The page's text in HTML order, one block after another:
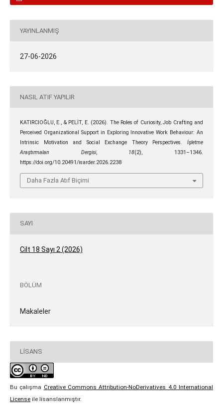
YAYINLANMIŞ
27-06-2026
NASIL ATIF YAPILIR
KATIRCIOĞLU, E., & PELİT, E. (2026). The Roles of Curiosity, Job Crafting and
Perceived Organizational Support in Exploring Innovative Work Behaviour: An
Intrinsic Motivation and Social Exchange Theory Perspectives.İşletme
Araştırmaları Dergisi, 18(2), 1331–1346.
https://doi.org/10.20491/isarder.2026.2238
Daha Fazla Atıf Biçimi
SAYI
Cilt 18 Sayı 2 (2026)
BÖLÜM
Makaleler
LISANS
Bu çalışma Creative Commons Attribution-NoDerivatives 4.0 International
Licenseile lisanslanmıştır.